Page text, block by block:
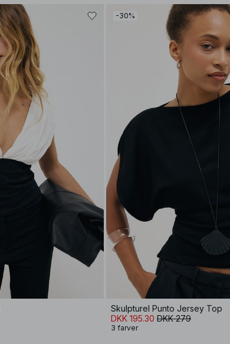
-30%
Skulpturel Punto Jersey Top
DKK 195.30 DKK 279
3 farver